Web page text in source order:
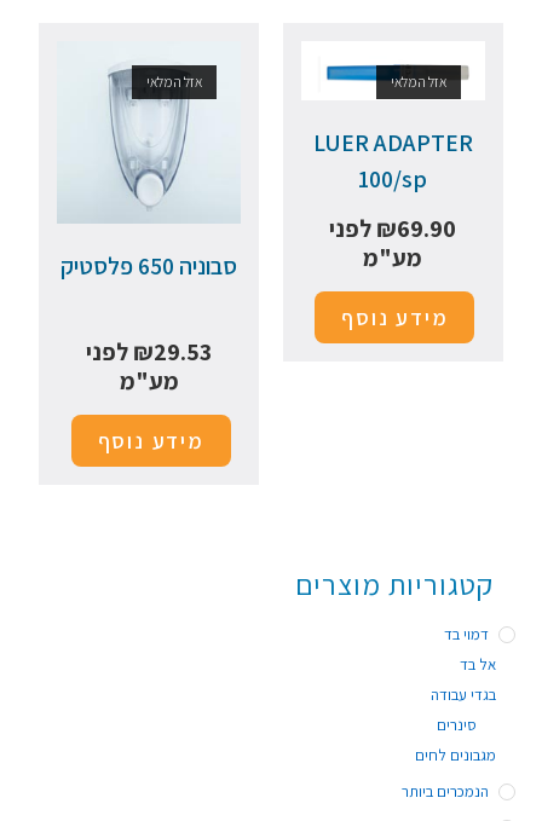
אזל המלאי
LUER ADAPTER
100/sp
₪69.90
לפני
מע"מ
מידע נוסף
אזל המלאי
סבוניה 650 פלסטיק
₪29.53
לפני
מע"מ
מידע נוסף
קטגוריות מוצרים
דמוי בד
אל בד
בגדי עבודה
סינרים
מגבונים לחים
הנמכרים ביותר